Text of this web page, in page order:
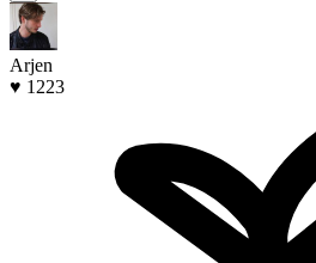
Arjen
♥ 1223